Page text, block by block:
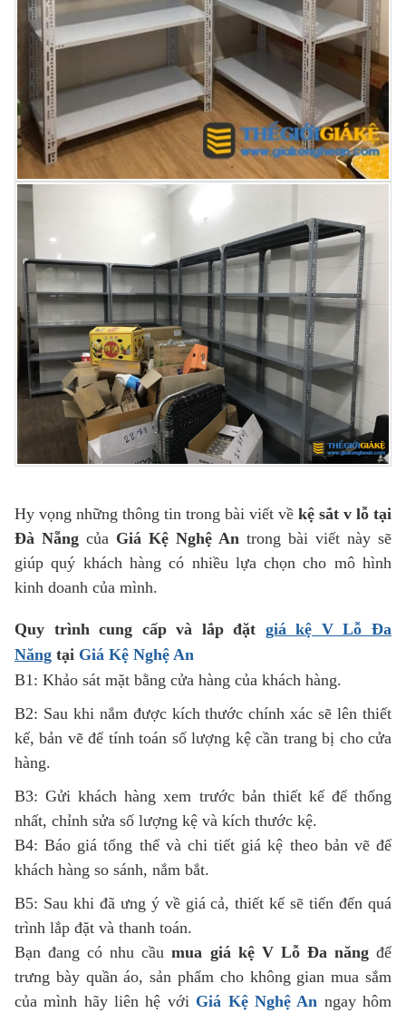
Hy vọng những thông tin trong bài viết về kệ sắt v lỗ tại
Đà Nẵng của Giá Kệ Nghệ An trong bài viết này sẽ
giúp quý khách hàng có nhiều lựa chọn cho mô hình
kinh doanh của mình.
Quy trình cung cấp và lắp đặt giá kệ V Lỗ Đa
Năng tại Giá Kệ Nghệ An
B1: Khảo sát mặt bằng cửa hàng của khách hàng.
B2: Sau khi nắm được kích thước chính xác sẽ lên thiết
kế, bản vẽ để tính toán số lượng kệ cần trang bị cho cửa
hàng.
B3: Gửi khách hàng xem trước bản thiết kế để thống
nhất, chỉnh sửa số lượng kệ và kích thước kệ.
B4: Báo giá tổng thể và chi tiết giá kệ theo bản vẽ để
khách hàng so sánh, nắm bắt.
B5: Sau khi đã ưng ý về giá cả, thiết kế sẽ tiến đến quá
trình lắp đặt và thanh toán.
Bạn đang có nhu cầumua giá kệ V Lỗ Đa năngđể
trưng bày quần áo, sản phẩm cho không gian mua sắm
của mình hãy liên hệ với Giá Kệ Nghệ An ngay hôm